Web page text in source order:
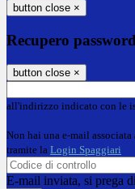
button close ×
Recupero password
button close ×
all'indirizzo indicato con le
Non hai una e-mail
tramite la Login Spaggiari
E-mail inviata, si prega